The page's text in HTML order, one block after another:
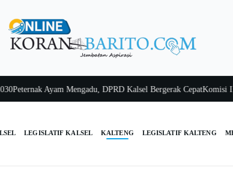
Ayam Mengadu, DPRD Kalsel Bergerak CepatKomisi III
LEGISLATIF KALSEL KALTENG LEGISLATIF KALTENG